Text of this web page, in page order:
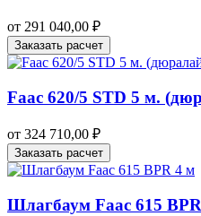
от 291 040,00 ₽
Заказать расчет
Faac 620/5 STD 5 м.
от 324 710,00 ₽
Заказать расчет
Шлагбаум Faac 615